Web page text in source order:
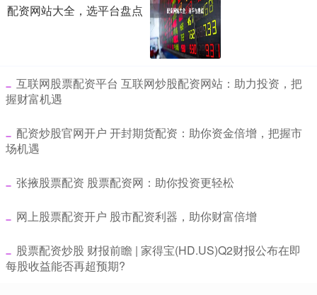
配资网站大全，选平台盘点
​互联网股票配资平台 互联网炒股配资网站：助力投资，把
握财富机遇
​配资炒股官网开户 开封期货配资：助你资金倍增，把握市
场机遇
​张掖股票配资 股票配资网：助你投资更轻松
​网上股票配资开户 股市配资利器，助你财富倍增
​股票配资炒股 财报前瞻 | 家得宝(HD.US)Q2财报公布在即
每股收益能否再超预期?